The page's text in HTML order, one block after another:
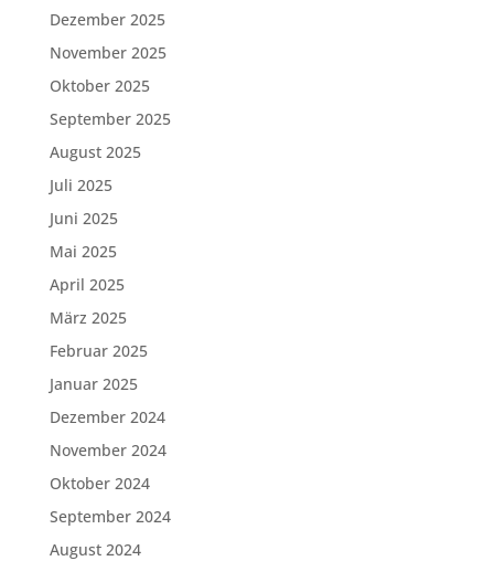
Dezember 2025
November 2025
Oktober 2025
September 2025
August 2025
Juli 2025
Juni 2025
Mai 2025
April 2025
März 2025
Februar 2025
Januar 2025
Dezember 2024
November 2024
Oktober 2024
September 2024
August 2024